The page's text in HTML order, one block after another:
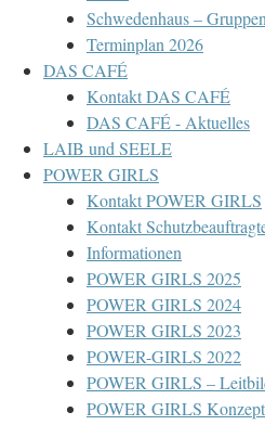
Schwedenhaus – Gruppen
Terminplan 2026
DAS CAFÉ
Kontakt DAS CAFÉ
DAS CAFÉ - Aktuelles
LAIB und SEELE
POWER GIRLS
Kontakt POWER GIRLS
Kontakt
Informationen
POWER GIRLS 2025
POWER GIRLS 2024
POWER GIRLS 2023
POWER-GIRLS 2022
POWER GIRLS –
POWER GIRLS